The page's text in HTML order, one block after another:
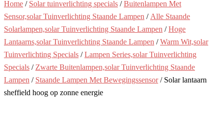
Home / Solar tuinverlichting specials /Buitenlampen Met
Sensor,solar Tuinverlichting Staande Lampen / Alle Staande
Solarlampen,solar Tuinverlichting Staande Lampen /Hoge
Lantaarns,solar Tuinverlichting Staande Lampen /Warm Wit,solar
Tuinverlichting Specials /Lampen Series,solar Tuinverlichting
Specials / Zwarte Buitenlampen,solar Tuinverlichting Staande
Lampen / Staande Lampen Met Bewegingssensor/ Solar lantaarn
sheffield hoog op zonne energie